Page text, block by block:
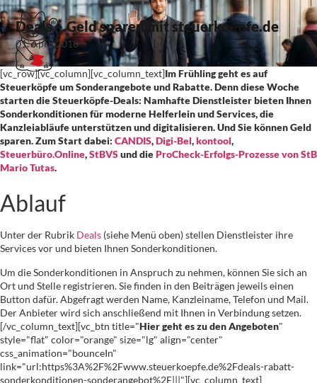
Deals – Geld sparen mit steuerkoepfe.de
01. April 2018
[vc_row][vc_column][vc_column_text]Im Frühling geht es auf
Steuerköpfe um Sonderangebote und Rabatte. Denn diese Woche
starten die Steuerköpfe-Deals: Namhafte Dienstleister bieten Ihnen
Sonderkonditionen für moderne Helferlein und Services, die
Kanzleiabläufe unterstützen und digitalisieren. Und Sie können Geld
sparen. Zum Start dabei: CANDIS,Digi-Bel,kontool,
Steuerbüro.Online,StBVSund dieProCheck-Erfolgs-Prozesse von StB
Mario Tutas.
Ablauf
Unter der Rubrik Deals (siehe Menü oben) stellen Dienstleister ihre
Services vor und bieten Ihnen Sonderkonditionen.
Um die Sonderkonditionen in Anspruch zu nehmen, können Sie sich an
Ort und Stelle registrieren. Sie finden in den Beiträgen jeweils einen
Button dafür. Abgefragt werden Name, Kanzleiname, Telefon und Mail.
Der Anbieter wird sich anschließend mit Ihnen in Verbindung setzen.
[/vc_column_text][vc_btn title="Hier geht es zu den Angeboten"
style="flat" color="orange" size="lg" align="center"
css_animation="bounceIn"
link="url:https%3A%2F%2Fwww.steuerkoepfe.de%2Fdeals-rabatt-
sonderkonditionen-sonderangebot%2F|||"][vc_column_text]